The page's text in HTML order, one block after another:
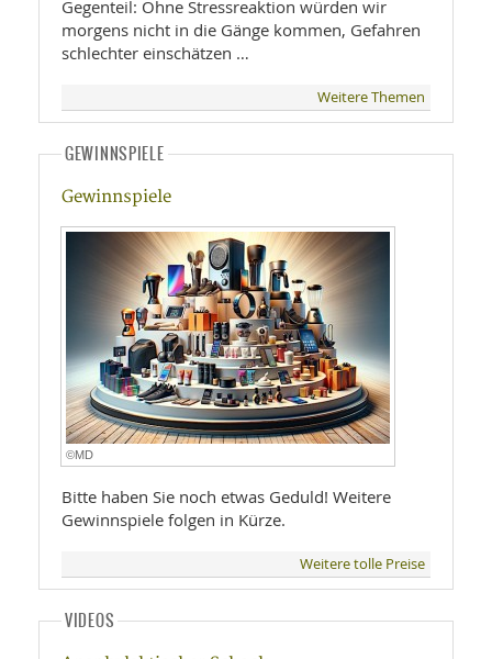
Gegenteil: Ohne Stressreaktion würden wir
morgens nicht in die Gänge kommen, Gefahren
schlechter einschätzen …
Weitere Themen
GEWINNSPIELE
Gewinnspiele
©MD
Bitte haben Sie noch etwas Geduld! Weitere
Gewinnspiele folgen in Kürze.
Weitere tolle Preise
VIDEOS